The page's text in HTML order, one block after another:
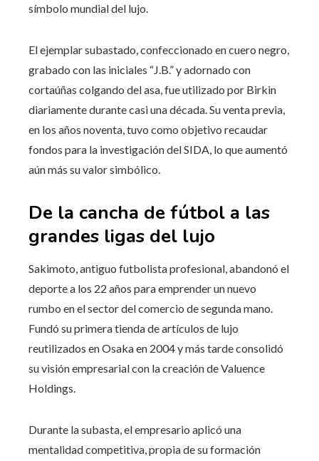
símbolo mundial del lujo.
El ejemplar subastado, confeccionado en cuero negro,
grabado con las iniciales “J.B.” y adornado con
cortaúñas colgando del asa, fue utilizado por Birkin
diariamente durante casi una década. Su venta previa,
en los años noventa, tuvo como objetivo recaudar
fondos para la investigación del SIDA, lo que aumentó
aún más su valor simbólico.
De la cancha de fútbol a las
grandes ligas del lujo
Sakimoto, antiguo futbolista profesional, abandonó el
deporte a los 22 años para emprender un nuevo
rumbo en el sector del comercio de segunda mano.
Fundó su primera tienda de artículos de lujo
reutilizados en Osaka en 2004 y más tarde consolidó
su visión empresarial con la creación de Valuence
Holdings.
Durante la subasta, el empresario aplicó una
mentalidad competitiva, propia de su formación